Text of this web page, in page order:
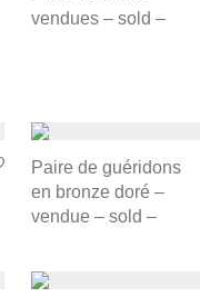
vendues – sold –
Paire de guéridons
en bronze doré –
vendue – sold –